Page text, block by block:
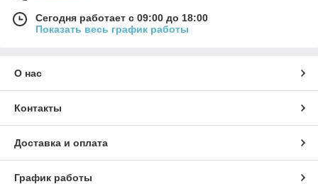
Сегодня работает с 09:00 до 18:00
Показать весь график работы
О нас
Контакты
Доставка и оплата
График работы